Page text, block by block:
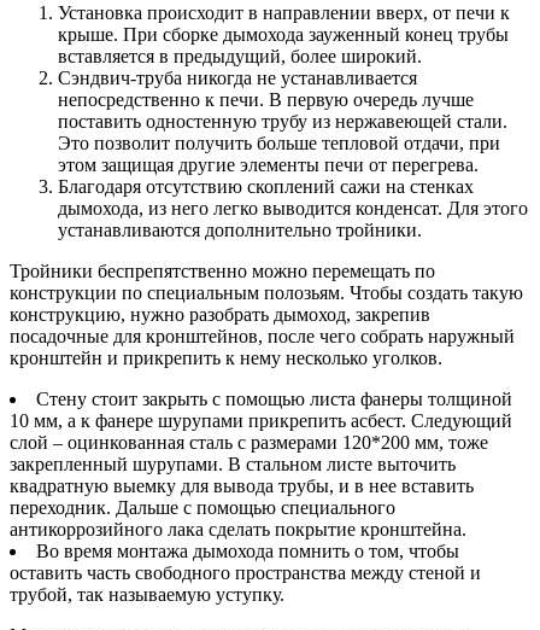
Установка происходит в направлении вверх, от печи к
крыше. При сборке дымохода зауженный конец трубы
вставляется в предыдущий, более широкий.
Сэндвич-труба никогда не устанавливается
непосредственно к печи. В первую очередь лучше
поставить одностенную трубу из нержавеющей стали.
Это позволит получить больше тепловой отдачи, при
этом защищая другие элементы печи от перегрева.
Благодаря отсутствию скоплений сажи на стенках
дымохода, из него легко выводится конденсат. Для этого
устанавливаются дополнительно тройники.
Тройники беспрепятственно можно перемещать по
конструкции по специальным полозьям. Чтобы создать такую
конструкцию, нужно разобрать дымоход, закрепив
посадочные для кронштейнов, после чего собрать наружный
кронштейн и прикрепить к нему несколько уголков.
Стену стоит закрыть с помощью листа фанеры толщиной
10 мм, а к фанере шурупами прикрепить асбест. Следующий
слой – оцинкованная сталь с размерами 120*200 мм, тоже
закрепленный шурупами. В стальном листе выточить
квадратную выемку для вывода трубы, и в нее вставить
переходник. Дальше с помощью специального
антикоррозийного лака сделать покрытие кронштейна.
Во время монтажа дымохода помнить о том, чтобы
оставить часть свободного пространства между стеной и
трубой, так называемую уступку.